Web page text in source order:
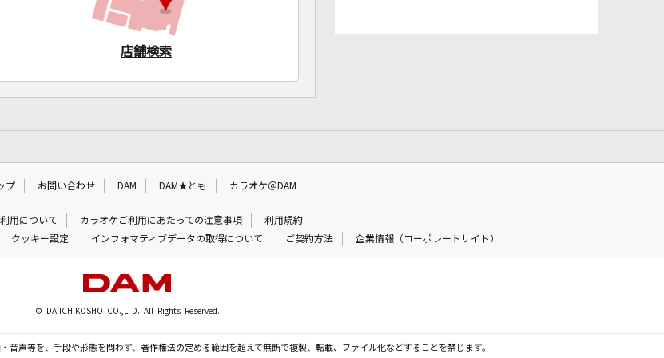
店舗検索
プ お問い合わせ DAM DAM★とも カラオケ＠DAM
用について カラオケご利用にあたっての注意事項
利用規約
クッキー設定 インフォマティブデータの取得について ご契約方法 企業情報（コーポレートサイト）
© DAIICHIKOSHO CO.,LTD. All Rights Reserved.
音声等を、手段や形態を問わず、著作権法の定める範囲を超えて無断で複製、転載、ファイル化などすることを禁じます。